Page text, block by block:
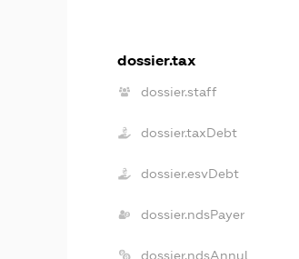
dossier.tax
dossier.staff
dossier.taxDebt
dossier.esvDebt
dossier.ndsPayer
dossier.ndsAnnul